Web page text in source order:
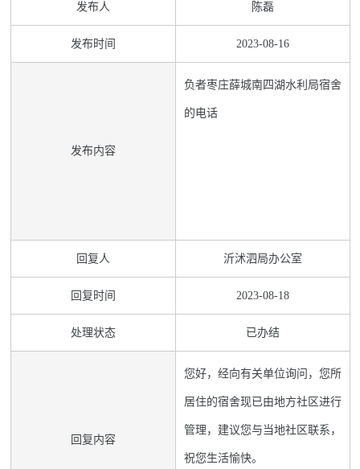
发布人 陈磊
发布时间 2023-08-16
发布内容
负者枣庄薛城南四湖水利局宿舍
的电话
回复人 沂沭泗局办公室
回复时间 2023-08-18
处理状态 已办结
回复内容
您好，经向有关单位询问，您所
居住的宿舍现已由地方社区进行
管理，建议您与当地社区联系，
祝您生活愉快。